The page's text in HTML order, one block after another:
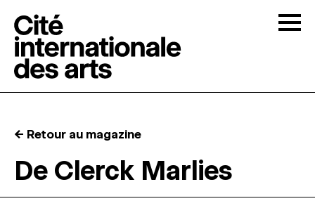
RÉSIDENCES ↓
← Retour au magazine
De Clerck Marlies